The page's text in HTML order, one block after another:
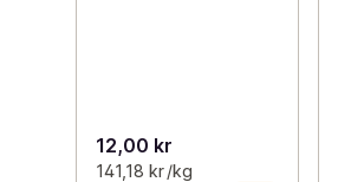
12,00 kr
141,18 kr /kg